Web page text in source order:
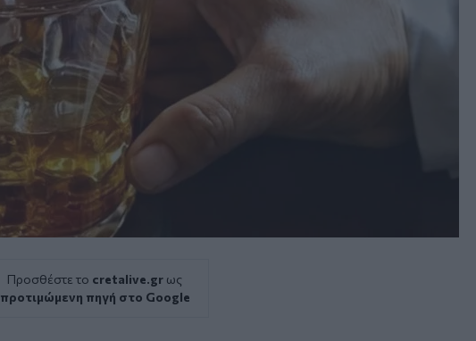
Προσθέστε το cretalive.gr ως
προτιμώμενη πηγή στο Google